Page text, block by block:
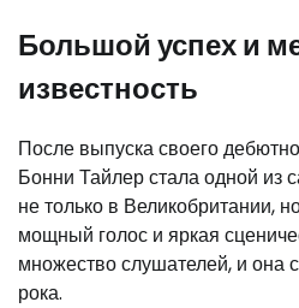
Большой успех и
известность
После выпуска своего
Бонни Тайлер стала одной из
не только в Великобритании,
мощный голос и яркая
множество слушателей, и она
рока.